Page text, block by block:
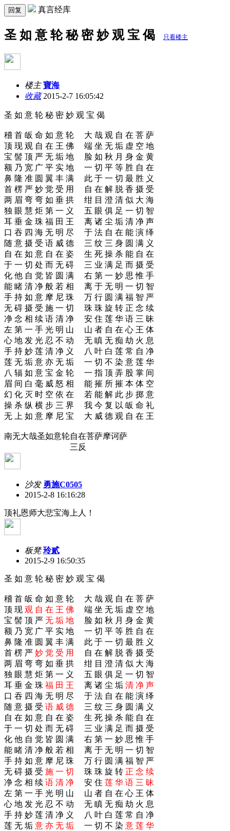
回复 真言经库
圣 如 意 轮 秘 密 妙 观 宝 偈 只看楼主
楼主 寶海
收藏2015-2-7 16:05:42
圣 如 意 轮 秘 密 妙 观 宝 偈
稽 首 皈 命 如 意 轮 大 哉 观 自 在 菩 萨
顶 现 观 自 在 王 佛 端 坐 无 垢 虚 空 地
宝 髻 顶 严 无 垢 地 脸 如 秋 月 身 金 黄
额 乃 宽 广 平 实 地 一 切 平 等 胜 自 在
鼻 隆 准 圆 翼 丰 满 此 于 一 切 最 胜 义
首 楞 严 妙 觉 受 用 自 在 解 脱 香 摄 受
两 眉 弯 弯 如 垂 拱 绀 目 澄 清 似 大 海
独 眼 慧 炬 第 一 义 五 眼 俱 足 一 切 智
耳 垂 金 珠 福 田 王 离 诸 尘 垢 清 净 声
口 吞 四 海 无 明 尽 于 法 自 在 能 演 绎
随 意 摄 受 语 威 德 三 纹 三 身 圆 满 义
自 在 如 意 自 在 姿 生 死 操 杀 能 自 在
于 一 切 处 而 无 碍 三 业 满 足 而 摄 受
化 他 自 觉 皆 圆 满 右 第 一 妙 思 惟 手
能 睹 清 净 般 若 相 离 于 无 明 一 切 智
手 持 如 意 摩 尼 珠 万 行 圆 满 福 智 严
无 碍 摄 受 施 一 切 珠 珠 旋 转 正 念 续
净 念 相 续 语 清 净 安 住 莲 华 语 三 昧
左 第 一 手 光 明 山 山 者 自 在 心 王 体
心 地 发 光 忍 不 动 无 瞋 无 痴 劫 火 息
手 持 妙 莲 清 净 义 八 叶 白 莲 常 自 净
莲 无 垢 意 亦 无 垢 一 切 不 染 意 莲 华
八 辐 如 意 宝 金 轮 一 指 顶 弄 股 掌 间
眉 间 白 毫 威 怒 相 能 摧 所 摧 本 体 空
幻 化 灭 时 空 依 在 若 能 解 此 步 掷 意
操 杀 纵 横 步 三 界 我 今 复 以 皈 命 礼
无 上 如 意 摩 尼 宝 大 威 德 观 自 在 王
南无大哉圣如意轮自在菩萨摩诃萨
三反
沙发 勇施C0505
2015-2-8 16:16:28
顶礼恩师大悲宝海上人！
板凳 玲貳
2015-2-9 16:50:35
圣 如 意 轮 秘 密 妙 观 宝 偈
稽 首 皈 命 如 意 轮 大 哉 观 自 在 菩 萨
顶 现 观 自 在 王 佛 端 坐 无 垢 虚 空 地
宝 髻 顶 严 无 垢 地 脸 如 秋 月 身 金 黄
额 乃 宽 广 平 实 地 一 切 平 等 胜 自 在
鼻 隆 准 圆 翼 丰 满 此 于 一 切 最 胜 义
首 楞 严 妙 觉 受 用
自 在 解 脱 香 摄 受
两 眉 弯 弯 如 垂 拱 绀 目 澄 清 似 大 海
独 眼 慧 炬 第 一 义 五 眼 俱 足 一 切 智
耳 垂 金 珠 福 田 王 离 诸 尘 垢 清 净 声
口 吞 四 海 无 明 尽 于 法 自 在 能 演 绎
随 意 摄 受 语 威 德 三 纹 三 身 圆 满 义
自 在 如 意 自 在 姿 生 死 操 杀 能 自 在
于 一 切 处 而 无 碍 三 业 满 足 而 摄 受
化 他 自 觉 皆 圆 满 右 第 一 妙 思 惟 手
能 睹 清 净 般 若 相 离 于 无 明 一 切 智
手 持 如 意 摩 尼 珠 万 行 圆 满 福 智 严
无 碍 摄 受 施 一 切 珠 珠 旋 转 正 念 续
净 念 相 续 语 清 净 安 住 莲 华 语 三 昧
左 第 一 手 光 明 山 山 者 自 在 心 王 体
心 地 发 光 忍 不 动 无 瞋 无 痴 劫 火 息
手 持 妙 莲 清 净 义 八 叶 白 莲 常 自 净
莲 无 垢 意 亦 无 垢 一 切 不 染 意 莲 华